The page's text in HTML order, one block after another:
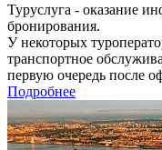
Туруслуга - оказание
бронирования.
У некоторых
транспортное
первую очередь после
Подробнее